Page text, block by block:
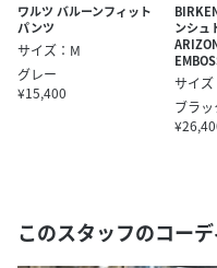
ワルツ バルーンフィット
パンツ
サイズ：M
グレー
¥15,400
ンシュ
サイズ
ブラッ
このスタッフのコー